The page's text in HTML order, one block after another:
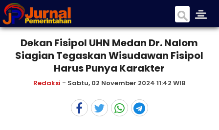
Dekan Fisipol UHN Medan Dr. Nalom
Siagian Tegaskan Wisudawan Fisipol
Harus Punya Karakter
Redaksi - Sabtu, 02 November 2024 11:42 WIB